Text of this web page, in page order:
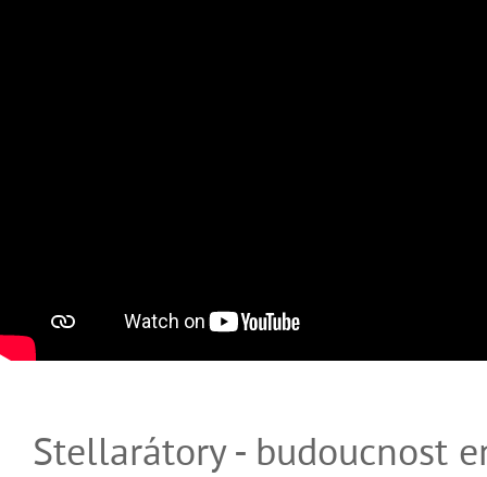
Stellarátory - budoucnost